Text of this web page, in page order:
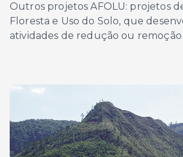
Outros projetos AFOLU: projetos
Floresta e Uso do Solo, que
atividades de redução ou remoção